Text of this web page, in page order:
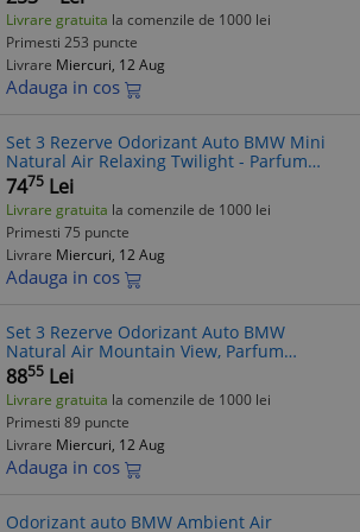
Livrare gratuita la comenzile de 1000 lei
Primesti 253 puncte
Livrare Miercuri, 12 Aug
Adauga in cos
Set 3 Rezerve Odorizant Auto BMW Mini
Natural Air Relaxing Twilight - Parfum
Original
7475 Lei
Livrare gratuita la comenzile de 1000 lei
Primesti 75 puncte
Livrare Miercuri, 12 Aug
Adauga in cos
Set 3 Rezerve Odorizant Auto BMW
Natural Air Mountain View, Parfum
Revigorant Munte, Ingrediente Naturale
8855 Lei
Livrare gratuita la comenzile de 1000 lei
Primesti 89 puncte
Livrare Miercuri, 12 Aug
Adauga in cos
Odorizant auto BMW Ambient Air